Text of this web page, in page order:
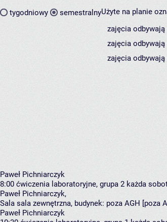
tygodniowy semestralnyUżyte na planie
zajęcia
zajęcia
zajęcia
Paweł Pichniarczyk
8:00 ćwiczenia laboratoryjne, grupa 2 każda
Paweł Pichniarczyk,
Sala sala zewnętrzna, budynek: poza AGH [poza
Paweł Pichniarczyk